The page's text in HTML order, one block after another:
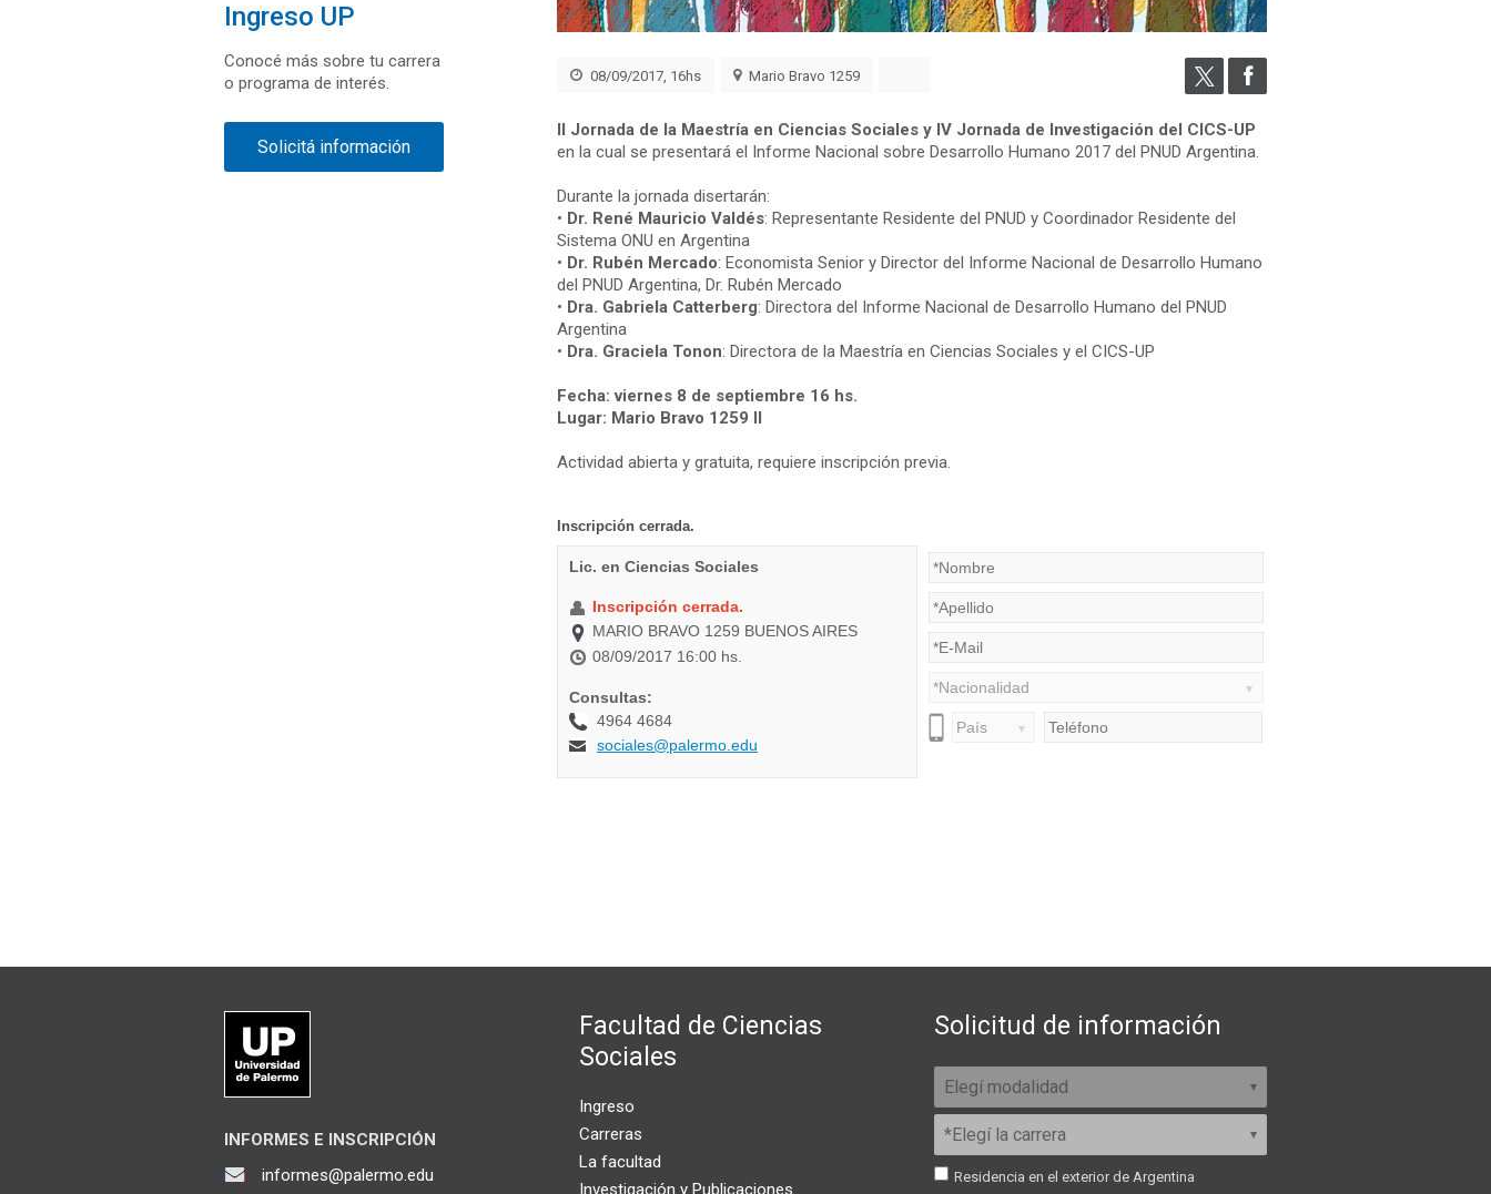
08/09/2017, 16hs Mario Bravo 1259
II Jornada de la Maestría en Ciencias Sociales y IV Jornada de Investigación del CICS-UP
en la cual se presentará el Informe Nacional sobre Desarrollo Humano 2017 del PNUD Argentina.
Durante la jornada disertarán:
• Dr. René Mauricio Valdés: Representante Residente del PNUD y Coordinador Residente del
Sistema ONU en Argentina
• Dr. Rubén Mercado: Economista Senior y Director del Informe Nacional de Desarrollo Humano
del PNUD Argentina, Dr. Rubén Mercado
• Dra. Gabriela Catterberg: Directora del Informe Nacional de Desarrollo Humano del PNUD
Argentina
• Dra. Graciela Tonon: Directora de la Maestría en Ciencias Sociales y el CICS-UP
Fecha: viernes 8 de septiembre 16 hs.
Lugar: Mario Bravo 1259 II
Actividad abierta y gratuita, requiere inscripción previa.
Ingreso UP
Conocé más sobre tu carrera
o programa de interés.
Solicitá información
INFORMES E INSCRIPCIÓN
informes@palermo.edu
Facultad de Ciencias
Sociales
Ingreso
Carreras
La facultad
Investigación y Publicaciones
Solicitud de información
Residencia en el exterior de Argentina